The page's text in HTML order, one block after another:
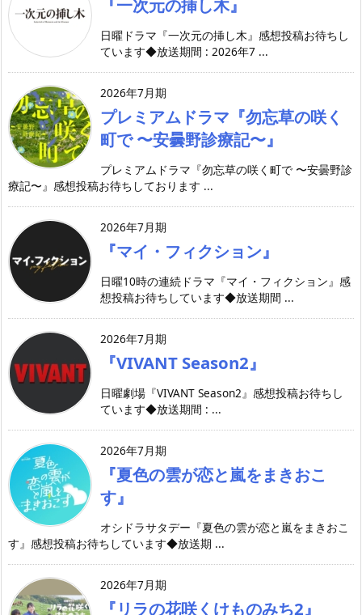
『一次元の挿し木』
日曜ドラマ『一次元の挿し木』感想投稿お待ちし
ています◆放送期間 : 2026年7 ...
2026年7月期
プレミアムドラマ『勿忘草の咲く
町で 〜安曇野診療記〜』
プレミアムドラマ『勿忘草の咲く町で 〜安曇野診
療記〜』感想投稿お待ちしております ...
2026年7月期
『マイ・フィクション』
日曜10時の連続ドラマ『マイ・フィクション』感
想投稿お待ちしています◆放送期間 ...
2026年7月期
『VIVANT Season2』
日曜劇場『VIVANT Season2』感想投稿お待ちし
ています◆放送期間 : ...
2026年7月期
『夏色の雲が恋と嵐をまきおこ
す』
オシドラサタデー『夏色の雲が恋と嵐をまきおこ
す』感想投稿お待ちしています◆放送期 ...
2026年7月期
『リラの花咲くけものみち2』